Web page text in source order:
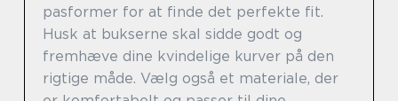
pasformer for at finde det perfekte fit.
Husk at bukserne skal sidde godt og
fremhæve dine kvindelige kurver på den
rigtige måde. Vælg også et materiale, der